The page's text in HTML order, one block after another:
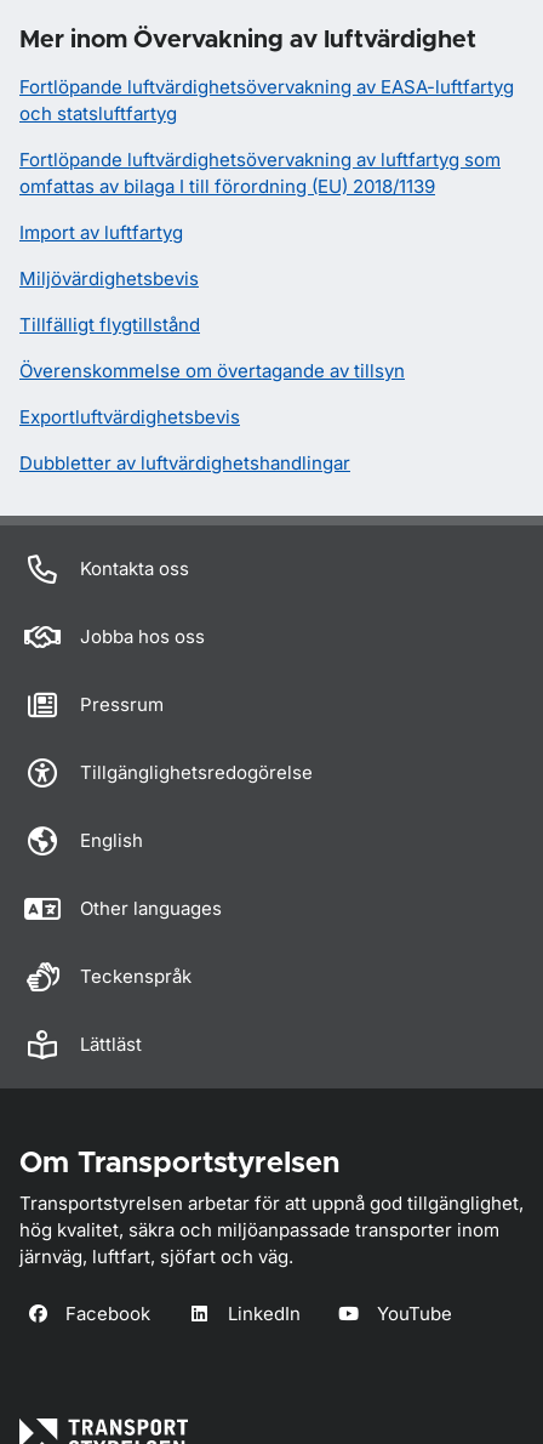
Mer inom Övervakning av luftvärdighet
Fortlöpande luftvärdighetsövervakning av EASA-luftfartyg
och statsluftfartyg
Fortlöpande luftvärdighetsövervakning av luftfartyg som
omfattas av bilaga I till förordning (EU) 2018/1139
Import av luftfartyg
Miljövärdighetsbevis
Tillfälligt flygtillstånd
Överenskommelse om övertagande av tillsyn
Exportluftvärdighetsbevis
Dubbletter av luftvärdighetshandlingar
Kontakta oss
Jobba hos oss
Pressrum
Tillgänglighetsredogörelse
English
Other languages
Teckenspråk
Lättläst
Om Transportstyrelsen
Transportstyrelsen arbetar för att uppnå god tillgänglighet,
hög kvalitet, säkra och miljöanpassade transporter inom
järnväg, luftfart, sjöfart och väg.
Facebook LinkedIn YouTube